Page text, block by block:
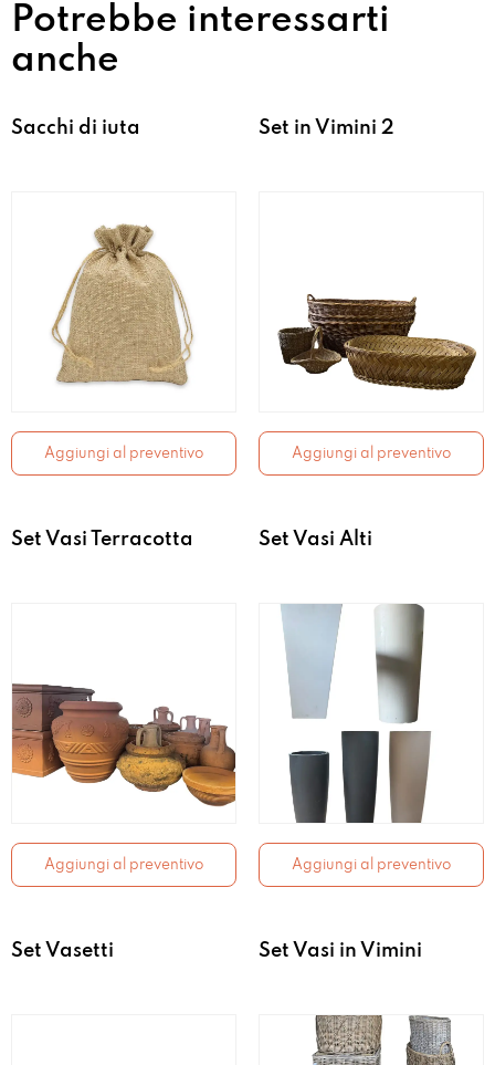
Potrebbe interessarti
anche
Sacchi di iuta
Aggiungi al preventivo
Set in Vimini 2
Aggiungi al preventivo
Set Vasi Terracotta
Aggiungi al preventivo
Set Vasi Alti
Aggiungi al preventivo
Set Vasetti Set Vasi in Vimini